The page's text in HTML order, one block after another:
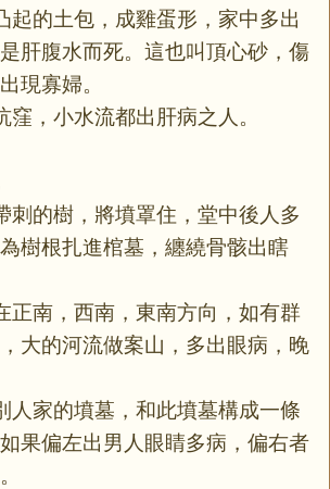
起的土包，成雞蛋形，家中多出
肝腹水而死。這也叫頂心砂，傷
現寡婦。
，小水流都出肝病之人。
刺的樹，將墳罩住，堂中後人多
樹根扎進棺墓，纏繞骨骸出瞎
正南，西南，東南方向，如有群
大的河流做案山，多出眼病，晚
人家的墳墓，和此墳墓構成一條
果偏左出男人眼睛多病，偏右者